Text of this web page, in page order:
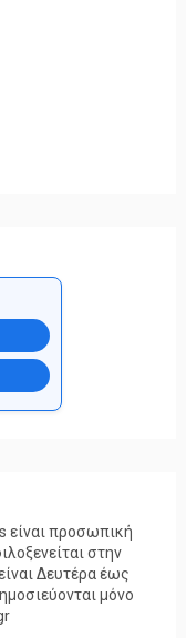
είναι προσωπική
στην
Δευτέρα έως
μόνο